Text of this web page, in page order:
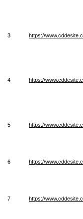
3 https://
4 https://
5 https://
6 https://
7 https://